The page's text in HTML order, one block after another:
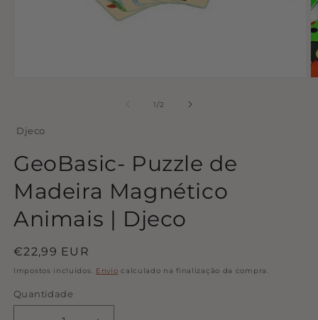
em
modal
1/de
2
Djeco
GeoBasic- Puzzle de
Madeira Magnético
Animais | Djeco
Preço
normal
€22,99 EUR
Impostos incluídos. Envio calculado na finalização da compra.
Quantidade
Quantidade